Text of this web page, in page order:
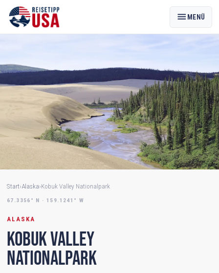
menu MENÜ
Start›Alaska›Kobuk Valley Nationalpark
67.3356° N · 159.1241° W
ALASKA
Kobuk Valley
Nationalpark